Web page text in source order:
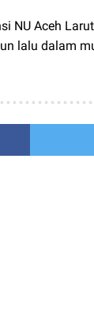
NU Aceh
lalu dalam